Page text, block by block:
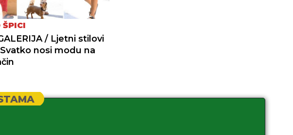
/ Ljetni stilovi
nosi modu na